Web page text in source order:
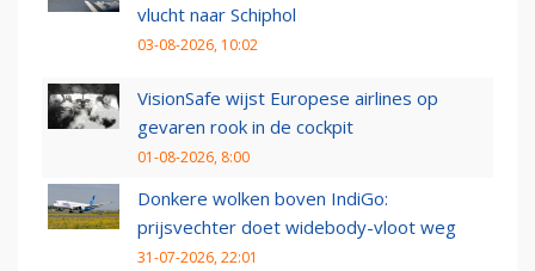
vlucht naar Schiphol
03-08-2026, 10:02
VisionSafe wijst Europese airlines op
gevaren rook in de cockpit
01-08-2026, 8:00
Donkere wolken boven IndiGo:
prijsvechter doet widebody-vloot weg
31-07-2026, 22:01